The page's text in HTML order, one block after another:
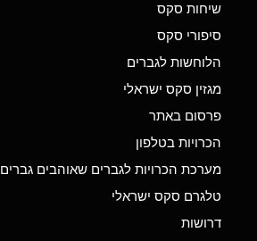
שיחות סקס
סיפורי סקס
הלוחשות לגברים
מגזין סקס ישראלי
פרסום באתר
הכרויות בטלפון
מערכת הכרויות לגברים שאוהבים גברים
טלגרם סקס ישראלי
דרושות